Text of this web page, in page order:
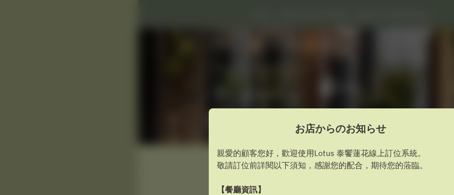
お店からのお知らせを表示
お店からのお知らせ
親愛的顧客您好，歡迎使用Lotus 泰饗蓮花線上訂位系統。
敬請訂位前詳閱以下須知，感謝您的配合，期待您的蒞臨。
【餐廳資訊】